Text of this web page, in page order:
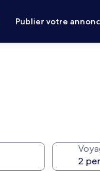
Publier votre